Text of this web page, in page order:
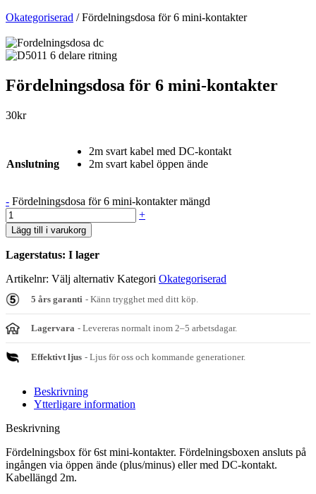
Okategoriserad /Fördelningsdosa för 6 mini-kontakter
Fördelningsdosa för 6 mini-kontakter
30kr
Anslutning
2m svart kabel med DC-kontakt
2m svart kabel öppen ände
- Fördelningsdosa för 6 mini-kontakter mängd
+
Lägg till i varukorg
Lagerstatus: I lager
Artikelnr: Välj alternativ Kategori Okategoriserad
5 års garanti - Känn trygghet med ditt köp.
Lagervara - Levereras normalt inom 2–5 arbetsdagar.
Effektivt ljus - Ljus för oss och kommande generationer.
Beskrivning
Ytterligare information
Beskrivning
Fördelningsbox för 6st mini-kontakter. Fördelningsboxen ansluts på
ingången via öppen ände (plus/minus) eller med DC-kontakt.
Kabellängd 2m.